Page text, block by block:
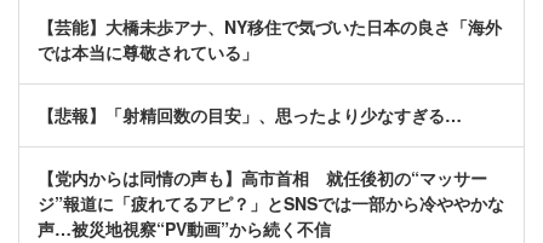
【芸能】大橋未歩アナ、NY移住で気づいた日本の良さ「海外
では本当に尊敬されている」
【悲報】「射精回数の目安」、思ったより少なすぎる…
【党内からは同情の声も】高市首相 就任後初の“マッサー
ジ”報道に「疲れてるアピ？」とSNSでは一部から冷ややかな
声…被災地視察“PV動画”から続く不信